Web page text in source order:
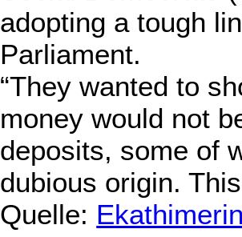
adopting a tough
Parliament.
“They wanted to
money would not
deposits, some of
dubious origin.
Quelle: